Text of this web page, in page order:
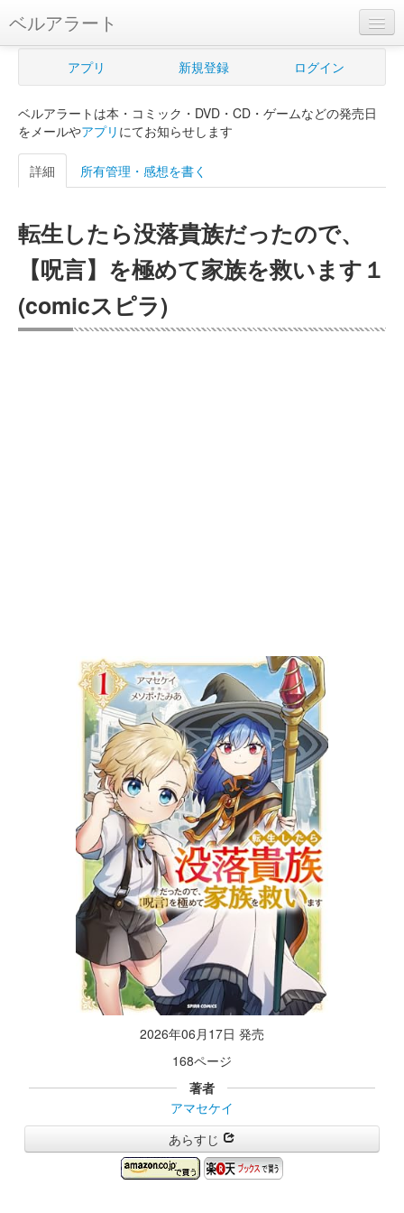
ベルアラート
ベルアラートとは
新規登録
ログイン
購入管理
Myシェルフ
プレミアム
アプリ 新規登録 ログイン
ベルアラートは本・コミック・DVD・CD・ゲームなどの発売日
をメールやアプリ にてお知らせします
詳細 所有管理・感想を書く
転生したら没落貴族だったので、
【呪言】を極めて家族を救います１
(comicスピラ)
2026年06月17日 発売
168ページ
著者
アマセケイ
あらすじ